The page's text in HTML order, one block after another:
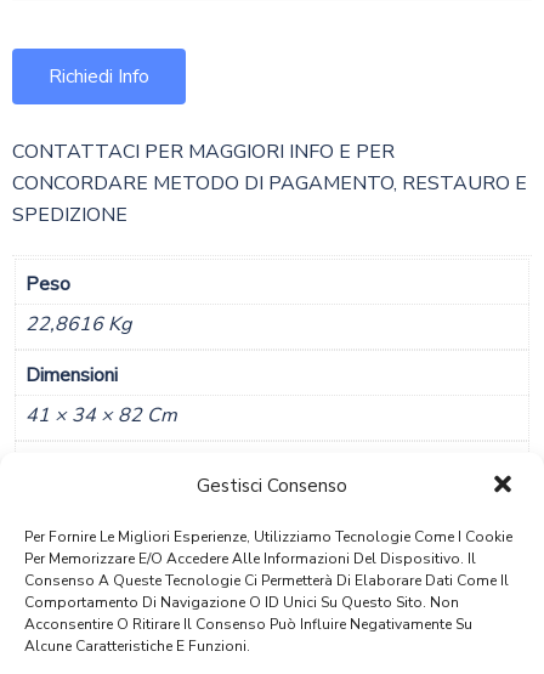
Gestisci Consenso
Per Fornire Le Migliori Esperienze, Utilizziamo Tecnologie Come I Cookie
Per Memorizzare E/o Accedere Alle Informazioni Del Dispositivo. Il
Consenso A Queste Tecnologie Ci Permetterà Di Elaborare Dati Come Il
Comportamento Di Navigazione O ID Unici Su Questo Sito. Non
Acconsentire O Ritirare Il Consenso Può Influire Negativamente Su
Alcune Caratteristiche E Funzioni.
Richiedi Info
CONTATTACI PER MAGGIORI INFO E PER
CONCORDARE METODO DI PAGAMENTO, RESTAURO E
SPEDIZIONE
Peso
22,8616 Kg
Dimensioni
41 × 34 × 82 Cm
Stile
Ottocentesco
Provenienza